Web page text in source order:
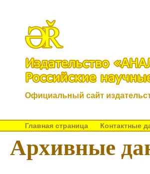
Официальный сайт
Главная страница Контактные
Архивные